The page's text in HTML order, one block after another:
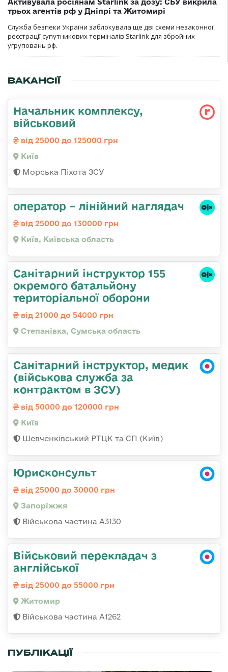
трьох агентів рф у Дніпрі та Житомирі
Служба безпеки України заблокувала ще дві схеми незаконної
реєстрації супутникових терміналів Starlink для збройних
угруповань рф.
ВАКАНСІЇ
Начальник комплексу,
військовий
від 25000 до 125000 грн
Київ
Морська Піхота ЗСУ
оператор – лінійний наглядач
від 25000 до 130000 грн
Київ, Київська область
Санітарний інструктор 155
окремого батальйону
територіальної оборони
від 21000 до 54000 грн
Степанівка, Сумська область
Санітарний інструктор, медик
(військова служба за
контрактом в ЗСУ)
від 50000 до 120000 грн
Київ
Шевченківський РТЦК та СП (Київ)
Юрисконсульт
від 25000 до 30000 грн
Запоріжжя
Військова частина А3130
Військовий перекладач з
англійської
від 25000 до 55000 грн
Житомир
Військова частина А1262
ПУБЛІКАЦІЇ